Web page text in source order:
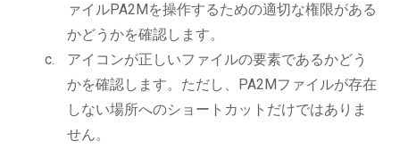
ァイルPA2Mを操作するための適切な権限がある
かどうかを確認します。
アイコンが正しいファイルの要素であるかどう
かを確認します。ただし、PA2Mファイルが存在
しない場所へのショートカットだけではありま
せん。